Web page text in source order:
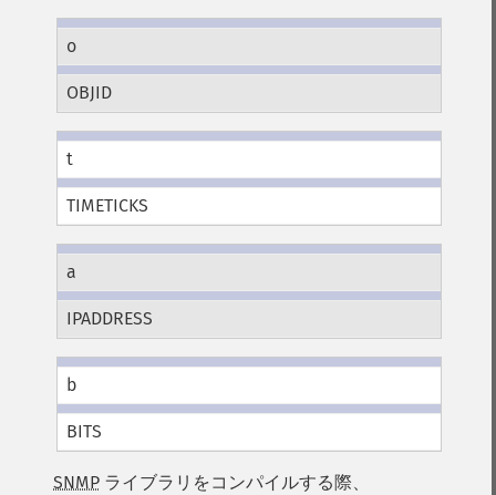
o
OBJID
t
TIMETICKS
a
IPADDRESS
b
BITS
SNMP ライブラリをコンパイルする際、